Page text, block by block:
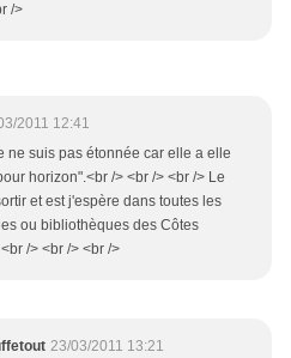
/>
2011 12:41
ne suis pas étonnée car elle a elle
horizon".<br /> <br /> <br /> Le
et est j'espère dans toutes les
ou bibliothèques des Côtes
/> <br /> <br />
23/03/2011 13:21